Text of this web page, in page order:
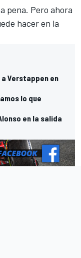
pena. Pero ahora
hacer en la
Verstappen en
lo que
en la salida